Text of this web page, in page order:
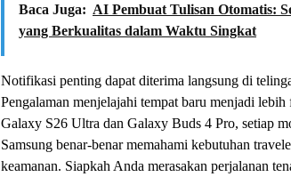
Baca Juga: AI Pembuat Tulisan Otomatis:
yang Berkualitas dalam Waktu Singkat
Notifikasi penting dapat diterima langsung di
Pengalaman menjelajahi tempat baru menjadi
Galaxy S26 Ultra dan Galaxy Buds 4 Pro, setiap
Samsung benar-benar memahami kebutuhan
keamanan. Siapkah Anda merasakan perjalanan